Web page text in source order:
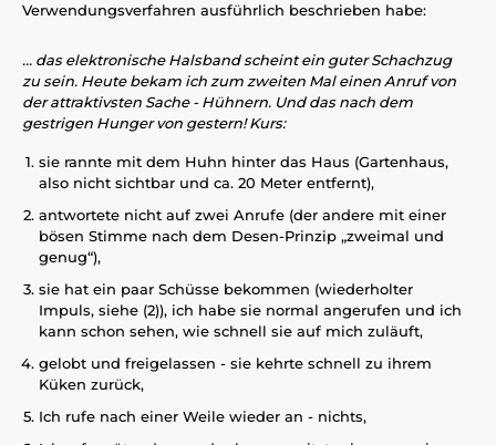
Verwendungsverfahren ausführlich beschrieben habe:
... das elektronische Halsband scheint ein guter Schachzug
zu sein. Heute bekam ich zum zweiten Mal einen Anruf von
der attraktivsten Sache - Hühnern. Und das nach dem
gestrigen Hunger von gestern! Kurs:
sie rannte mit dem Huhn hinter das Haus (Gartenhaus,
also nicht sichtbar und ca. 20 Meter entfernt),
antwortete nicht auf zwei Anrufe (der andere mit einer
bösen Stimme nach dem Desen-Prinzip „zweimal und
genug“),
sie hat ein paar Schüsse bekommen (wiederholter
Impuls, siehe (2)), ich habe sie normal angerufen und ich
kann schon sehen, wie schnell sie auf mich zuläuft,
gelobt und freigelassen - sie kehrte schnell zu ihrem
Küken zurück,
Ich rufe nach einer Weile wieder an - nichts,